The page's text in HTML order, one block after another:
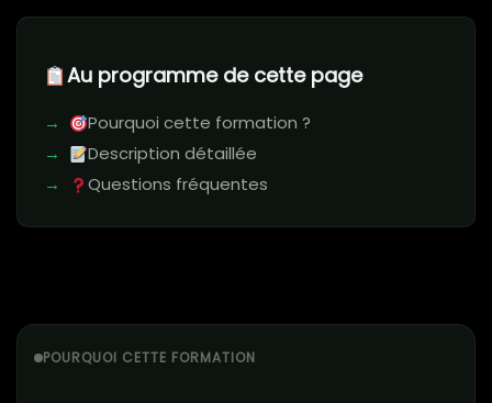
Au programme de cette page
Pourquoi cette formation ?
Description détaillée
Questions fréquentes
POURQUOI CETTE FORMATION